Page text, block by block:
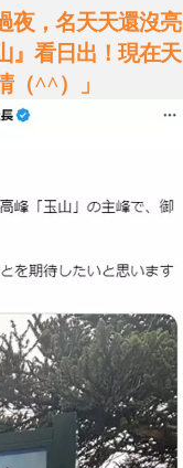
夜，名天天還沒亮
』看日出！現在天
（^^）」